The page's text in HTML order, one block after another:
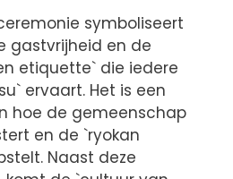
symboliseert
gastvrijheid en de
etiquette` die iedere
ervaart. Het is een
hoe de gemeenschap
en de `ryokan
Naast deze